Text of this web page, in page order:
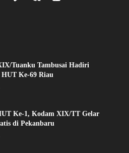
Tuanku Tambusai Hadiri
Ke-69 Riau
Ke-1, Kodam XIX/TT Gelar
di Pekanbaru